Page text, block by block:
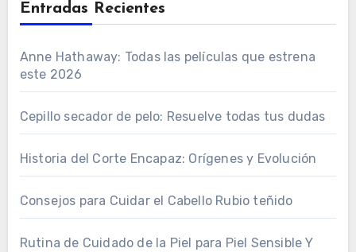
Entradas Recientes
Anne Hathaway: Todas las películas que estrena
este 2026
Cepillo secador de pelo: Resuelve todas tus dudas
Historia del Corte Encapaz: Orígenes y Evolución
Consejos para Cuidar el Cabello Rubio teñido
Rutina de Cuidado de la Piel para Piel Sensible Y